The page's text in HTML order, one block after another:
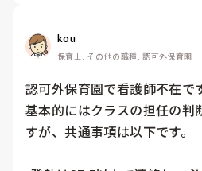
kou
保育士, その他の職種, 認可外保育園
認可外保育園で看護師不在で
基本的にはクラスの担任の判
すが、共通事項は以下です。